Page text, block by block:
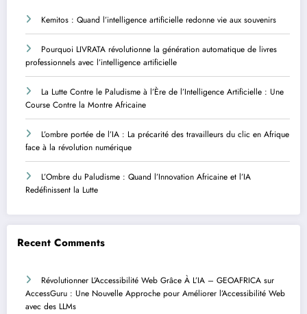
Kemitos : Quand l’intelligence artificielle redonne vie aux souvenirs
Pourquoi LIVRATA révolutionne la génération automatique de livres
professionnels avec l’intelligence artificielle
La Lutte Contre le Paludisme à l’Ère de l’Intelligence Artificielle : Une
Course Contre la Montre Africaine
L’ombre portée de l’IA : La précarité des travailleurs du clic en Afrique
face à la révolution numérique
L’Ombre du Paludisme : Quand l’Innovation Africaine et l’IA
Redéfinissent la Lutte
Recent Comments
Révolutionner L’Accessibilité Web Grâce À L’IA – GEOAFRICA sur
AccessGuru : Une Nouvelle Approche pour Améliorer l’Accessibilité Web
avec des LLMs